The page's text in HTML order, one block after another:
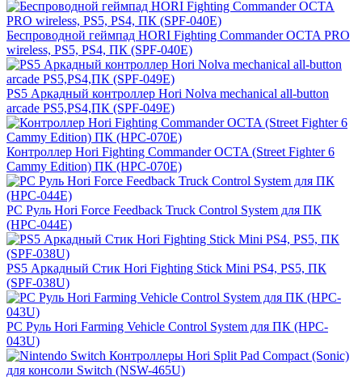
Беспроводной геймпад HORI Fighting Commander OCTA PRO
wireless, PS5, PS4, ПК (SPF-040E)
PS5 Аркадный контроллер Hori Nolva mechanical all-button
arcade PS5,PS4,ПК (SPF-049E)
Контроллер Hori Fighting Commander OCTA (Street Fighter 6
Cammy Edition) ПК (HPC-070E)
PС Руль Hori Force Feedback Truck Control System для ПК
(HPC-044E)
PS5 Аркадный Стик Hori Fighting Stick Mini PS4, PS5, ПК
(SPF-038U)
PС Руль Hori Farming Vehicle Control System для ПК (HPC-
043U)